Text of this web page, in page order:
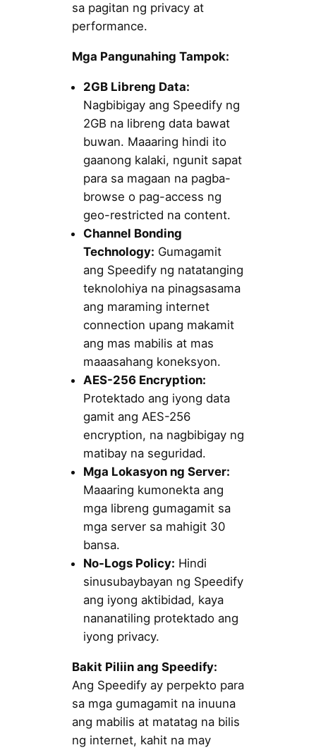
sa pagitan ng privacy at
performance.
Mga Pangunahing Tampok:
2GB Libreng Data:
Nagbibigay ang Speedify ng
2GB na libreng data bawat
buwan. Maaaring hindi ito
gaanong kalaki, ngunit sapat
para sa magaan na pagba-
browse o pag-access ng
geo-restricted na content.
Channel Bonding
Technology: Gumagamit
ang Speedify ng natatanging
teknolohiya na pinagsasama
ang maraming internet
connection upang makamit
ang mas mabilis at mas
maaasahang koneksyon.
AES-256 Encryption:
Protektado ang iyong data
gamit ang AES-256
encryption, na nagbibigay ng
matibay na seguridad.
Mga Lokasyon ng Server:
Maaaring kumonekta ang
mga libreng gumagamit sa
mga server sa mahigit 30
bansa.
No-Logs Policy: Hindi
sinusubaybayan ng Speedify
ang iyong aktibidad, kaya
nananatiling protektado ang
iyong privacy.
Bakit Piliin ang Speedify:
Ang Speedify ay perpekto para
sa mga gumagamit na inuuna
ang mabilis at matatag na bilis
ng internet, kahit na may